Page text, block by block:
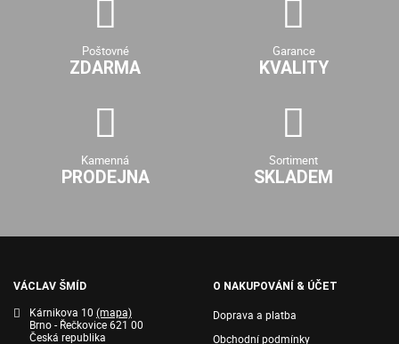
Poštovné
ZDARMA
Garance
KVALITY
Kamenná
PRODEJNA
Sortiment
SKLADEM
VÁCLAV ŠMÍD
Kárnikova 10 (mapa)
Brno - Řečkovice 621 00
Česká republika
O NAKUPOVÁNÍ & ÚČET
Doprava a platba
Obchodní podmínky